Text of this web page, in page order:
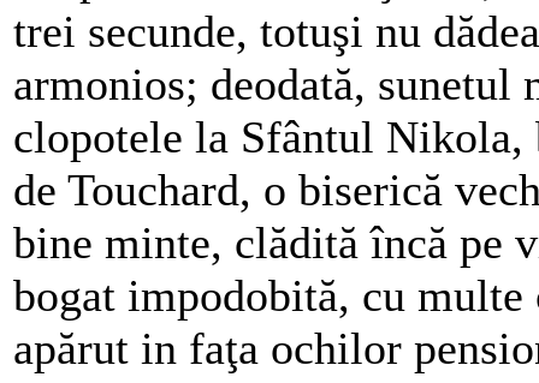
trei secunde, totuşi nu
armonios; deodată, sunetul
clopotele la Sfântul Nikola,
de Touchard, o biserică
bine minte, clădită încă pe
bogat impodobită, cu
apărut in faţa ochilor